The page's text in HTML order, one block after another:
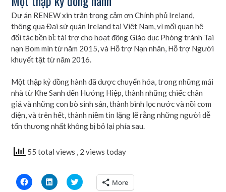
Dự án RENEW xin trân trọng cảm ơn Chính phủ Ireland,
thông qua Đại sứ quán Ireland tại Việt Nam, vì mối quan hệ
đối tác bền bỉ: tài trợ cho hoạt động Giáo dục Phòng tránh Tai
nạn Bom mìn từ năm 2015, và Hỗ trợ Nạn nhân, Hỗ trợ Người
khuyết tật từ năm 2016.
Một thập kỷ đồng hành đã được chuyển hóa, trong những mái
nhà từ Khe Sanh đến Hướng Hiệp, thành những chiếc chân
giả và những con bò sinh sản, thành bình lọc nước và nồi cơm
điện, và trên hết, thành niềm tin lặng lẽ rằng những người dễ
tổn thương nhất không bị bỏ lại phía sau.
55 total views , 2 views today
Click
to
Click
to
Click
to More